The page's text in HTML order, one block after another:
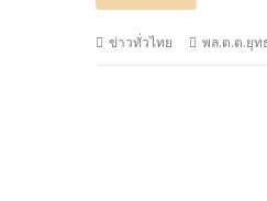
ข่าวทั่วไทย พล.ต.ต.ยุท